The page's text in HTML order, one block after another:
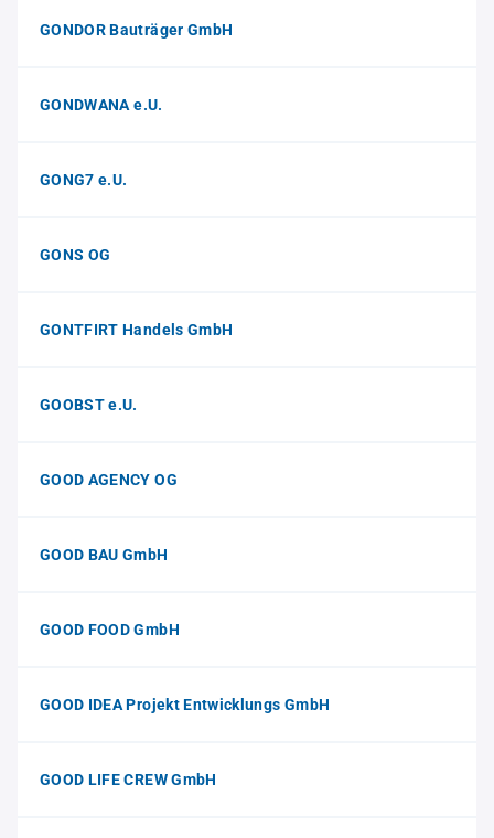
GONDOR Bauträger GmbH
GONDWANA e.U.
GONG7 e.U.
GONS OG
GONTFIRT Handels GmbH
GOOBST e.U.
GOOD AGENCY OG
GOOD BAU GmbH
GOOD FOOD GmbH
GOOD IDEA Projekt Entwicklungs GmbH
GOOD LIFE CREW GmbH